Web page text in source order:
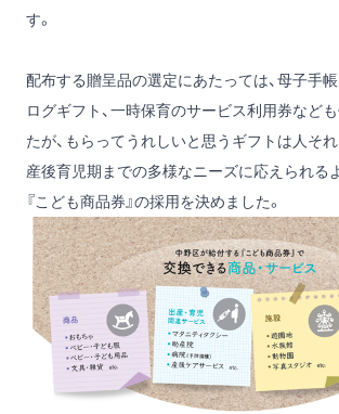
す。
配布する贈呈品の選定にあたっては、母子手
ログギフト、一時保育のサービス利用券など
たが、もらってうれしいと思うギフトは人そ
産後育児期までの多様なニーズに応えられる
『こども商品券』の採用を決めました。